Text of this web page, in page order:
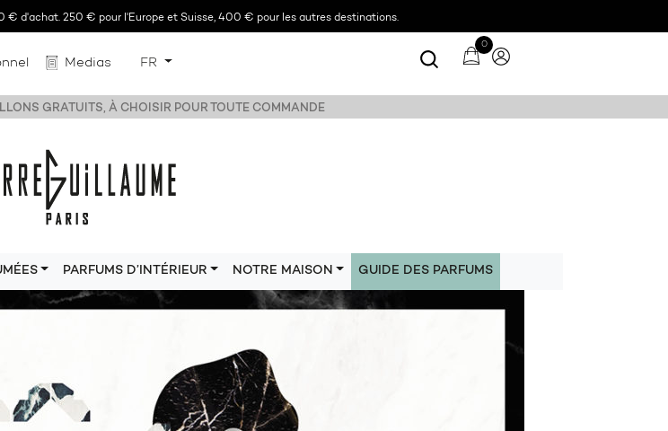
€ d'achat. 250 € pour l'Europe et Suisse, 400 € pour les autres destinations.
Medias FR
0
GRATUITS, À CHOISIR POUR TOUTE COMMANDE
PARFUMS D’INTÉRIEUR NOTRE MAISON GUIDE DES PARFUMS